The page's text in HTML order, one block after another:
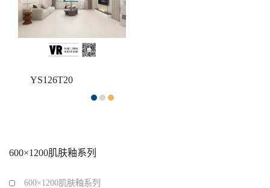
YS126T20
600×1200肌肤釉系列
600×1200肌肤釉系列